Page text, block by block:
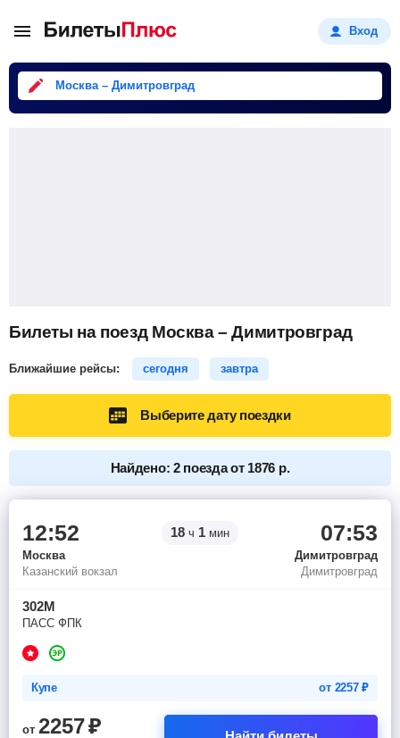
Вход
Москва – Димитровград
Билеты на поезд Москва – Димитровград
Ближайшие рейсы: сегодня завтра
Выберите дату поездки
Найдено: 2 поезда от 1876 р.
12:52 18 ч 1 мин 07:53
Москва
Димитровград
Казанский вокзал
Димитровград
302М
ПАСС ФПК
Купе от 2257₽
от 2257₽